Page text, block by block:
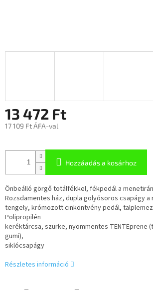
13 472 Ft
17 109 Ft ÁFA-val
Hozzáadás a kosárhoz
Önbeálló görgő totálfékkel, fékpedál a
Rozsdamentes ház, dupla golyósoros csapágy
tengely, krómozott cinköntvény pedál,
Polipropilén
keréktárcsa, szürke, nyommentes TENTEprene
gumi),
siklócsapágy
Részletes információ